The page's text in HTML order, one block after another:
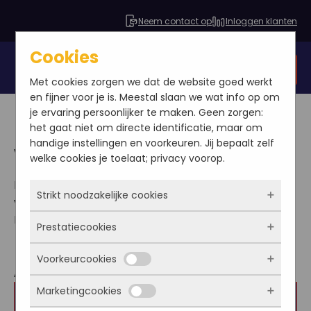
Neem contact op Inloggen klanten
Veelgestelde vragen
Hier vindt u veel antwoorden op verschillende
vragen. Staat uw vraag en antwoord er niet bij?
Neem dan vrijblijvend
Algemeen
Wat doet SEO Online
Cookies
Met cookies zorgen we dat de website goed werkt
en fijner voor je is. Meestal slaan we wat info op om
je ervaring persoonlijker te maken. Geen zorgen:
het gaat niet om directe identificatie, maar om
handige instellingen en voorkeuren. Jij bepaalt zelf
welke cookies je toelaat; privacy voorop.
Strikt noodzakelijke cookies
Deze cookies zorgen ervoor dat de website
überhaupt werkt. Ze zijn dus altijd actief en
kunnen niet worden uitgezet. Meestal worden
ze alleen geplaatst als jij iets doet, zoals
inloggen, een formulier invullen of je
Prestatiecookies
Met deze cookies zien we hoe vaak onze site
bezocht wordt, waar bezoekers vandaan
komen en welke pagina’s populair zijn. Zo
Voorkeurcookies
Deze cookies onthouden jouw voorkeuren.
Marketingcookies